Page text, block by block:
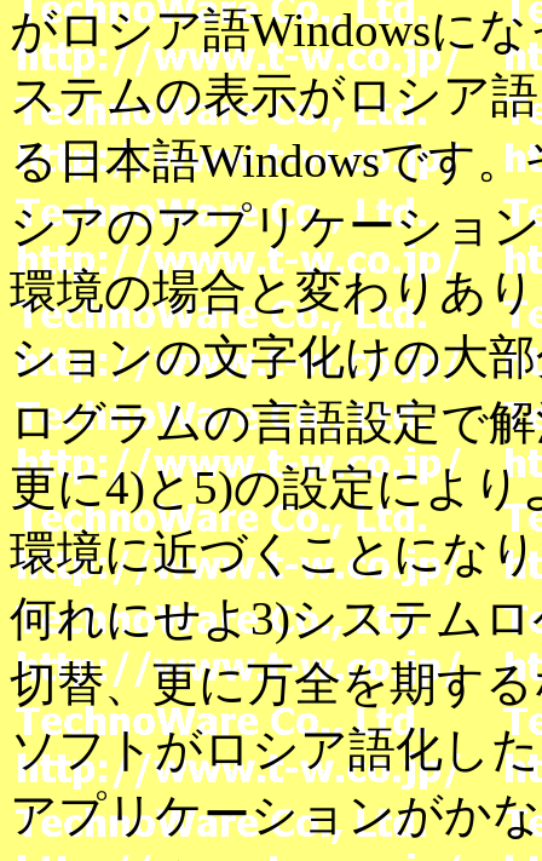
がロシア語Windowsに
ステムの表示がロシア
る日本語Windowsです
シアのアプリケーショ
環境の場合と変わりあ
ションの文字化けの大
ログラムの言語設定で
更に4)と5)の設定により
環境に近づくことにな
何れにせよ3)システム
切替、更に万全を期す
ソフトがロシア語化し
アプリケーションがか